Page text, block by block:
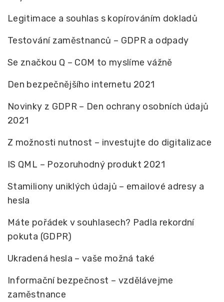
Legitimace a souhlas s kopírováním dokladů
Testování zaměstnanců – GDPR a odpady
Se značkou Q – COM to myslíme vážně
Den bezpečnějšího internetu 2021
Novinky z GDPR – Den ochrany osobních údajů
2021
Z možnosti nutnost – investujte do digitalizace
IS QML – Pozoruhodný produkt 2021
Stamiliony uniklých údajů – emailové adresy a
hesla
Máte pořádek v souhlasech? Padla rekordní
pokuta (GDPR)
Ukradená hesla – vaše možná také
Informační bezpečnost – vzdělávejme
zaměstnance